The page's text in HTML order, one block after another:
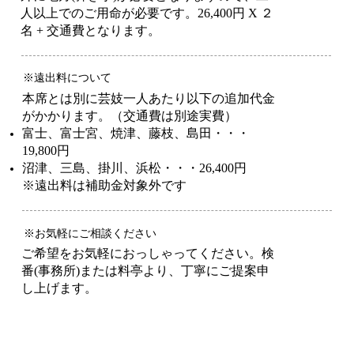
人以上でのご用命が必要です。26,400円 X ２
名 + 交通費となります。
※遠出料について
本席とは別に芸妓一人あたり以下の追加代金
がかかります。（交通費は別途実費）
富士、富士宮、焼津、藤枝、島田・・・
19,800円
沼津、三島、掛川、浜松・・・26,400円
※遠出料は補助金対象外です
※お気軽にご相談ください
ご希望をお気軽におっしゃってください。検
番(事務所)または料亭より、丁寧にご提案申
し上げます。